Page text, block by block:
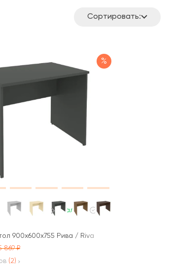
Сортировать:
%
В наличии
900x600x755 Рива / Riva
869
(2)